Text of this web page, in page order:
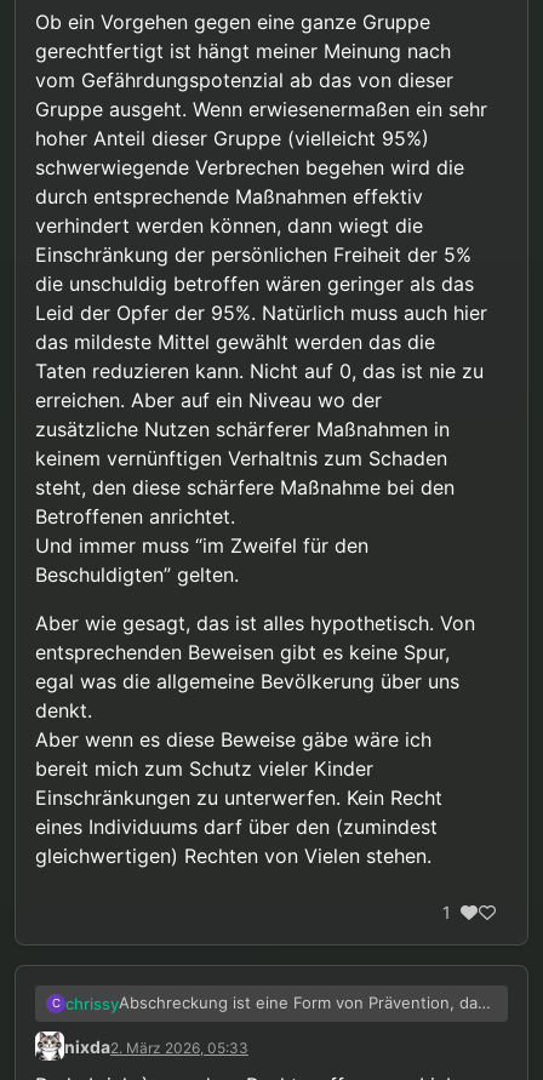
“… es gibt keine Beweise dass wir als
Gruppe gefährlich sind. Daher können
irgendwelche Maßnahmen nur auf Basis
von individuellem Verhalten gerechtfertigt
sein.”
Ja. Ich gehe aber noch einen Schritt weiter und
sage: Selbst wenn es Beweise gäbe, daß wir als
Gruppe gefährlich sind, sollten staatliche Eingriffe,
nur auf Basis von individuellem Verhalten
gerechtfertigt sein.
Ob ein Vorgehen gegen eine ganze Gruppe
gerechtfertigt ist hängt meiner Meinung nach
vom Gefährdungspotenzial ab das von dieser
Gruppe ausgeht. Wenn erwiesenermaßen ein sehr
hoher Anteil dieser Gruppe (vielleicht 95%)
schwerwiegende Verbrechen begehen wird die
durch entsprechende Maßnahmen effektiv
verhindert werden können, dann wiegt die
Einschränkung der persönlichen Freiheit der 5%
die unschuldig betroffen wären geringer als das
Leid der Opfer der 95%. Natürlich muss auch hier
das mildeste Mittel gewählt werden das die
Taten reduzieren kann. Nicht auf 0, das ist nie zu
erreichen. Aber auf ein Niveau wo der
zusätzliche Nutzen schärferer Maßnahmen in
keinem vernünftigen Verhaltnis zum Schaden
steht, den diese schärfere Maßnahme bei den
Betroffenen anrichtet.
Und immer muss “im Zweifel für den
Beschuldigten” gelten.
Aber wie gesagt, das ist alles hypothetisch. Von
entsprechenden Beweisen gibt es keine Spur,
egal was die allgemeine Bevölkerung über uns
denkt.
Aber wenn es diese Beweise gäbe wäre ich
bereit mich zum Schutz vieler Kinder
Einschränkungen zu unterwerfen. Kein Recht
eines Individuums darf über den (zumindest
gleichwertigen) Rechten von Vielen stehen.
1
C chrissyAbschreckung ist eine Form von Prävention, da
gebe ich dir recht. Aber die Prävention von der
wir hier reden ist etwas ganz anderes.
Ob ein Vorgehen gegen eine ganze Gruppe
gerechtfertigt ist hängt meiner Meinung nach
nixda2. März 2026, 05:33